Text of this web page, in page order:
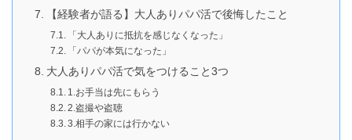
【経験者が語る】大人ありパパ活で後悔したこと
「大人ありに抵抗を感じなくなった」
「パパが本気になった」
大人ありパパ活で気をつけること3つ
1.お手当は先にもらう
2.盗撮や盗聴
3.相手の家には行かない